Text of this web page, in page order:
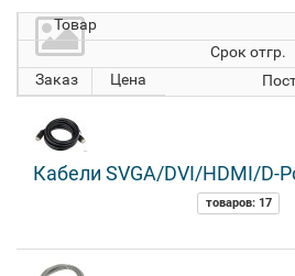
Товар
Срок отгр.
Заказ
Цена
Кабели SVGA/DVI/HDMI/D-
товаров: 17